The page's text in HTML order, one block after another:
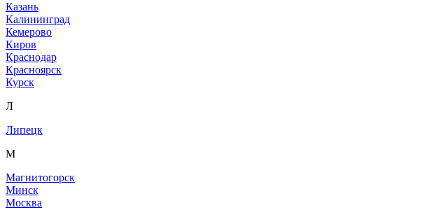
Казань
Калининград
Кемерово
Киров
Краснодар
Красноярск
Курск
Л
Липецк
М
Магнитогорск
Минск
Москва